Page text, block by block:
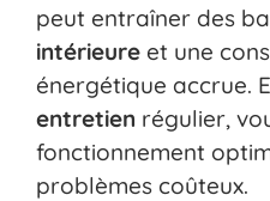
peut entraîner des
intérieure et une
énergétique accrue.
entretien régulier,
fonctionnement
problèmes coûteux.